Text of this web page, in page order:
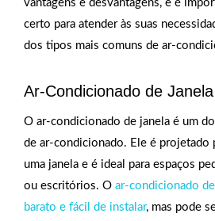
vantagens e desvantagens, e é
certo para atender às suas
dos tipos mais comuns de ar-
Ar-Condicionado de Janela
O ar-condicionado de janela é um
de ar-condicionado. Ele é projetado
uma janela e é ideal para espaços
ou escritórios. O ar-condicionado
barato e fácil de instalar, mas pode